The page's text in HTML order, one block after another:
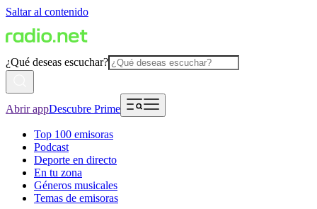
Saltar al contenido
¿Qué deseas escuchar?
Abrir appDescubre Prime
Top 100 emisoras
Podcast
Deporte en directo
En tu zona
Géneros musicales
Temas de emisoras